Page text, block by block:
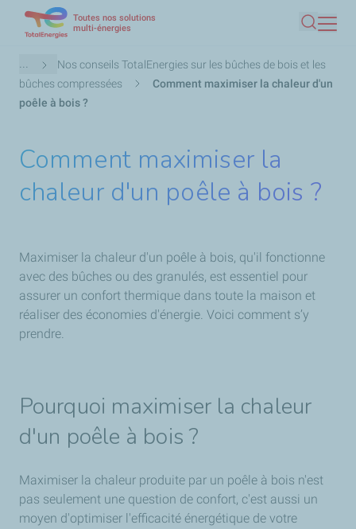
contenu
principal
Toutes nos solutions
multi-énergies
Fil
d'Ariane
...
Nos conseils TotalEnergies sur les bûches de bois et les
bûches compressées
Comment maximiser la chaleur d'un
poêle à bois ?
Comment maximiser la
chaleur d'un poêle à bois ?
Maximiser la chaleur d'un poêle à bois, qu'il fonctionne
avec des bûches ou des granulés, est essentiel pour
assurer un confort thermique dans toute la maison et
réaliser des économies d'énergie. Voici comment s’y
prendre.
Pourquoi maximiser la chaleur
d'un poêle à bois ?
Maximiser la chaleur produite par un poêle à bois n'est
pas seulement une question de confort, c'est aussi un
moyen d'optimiser l'efficacité énergétique de votre